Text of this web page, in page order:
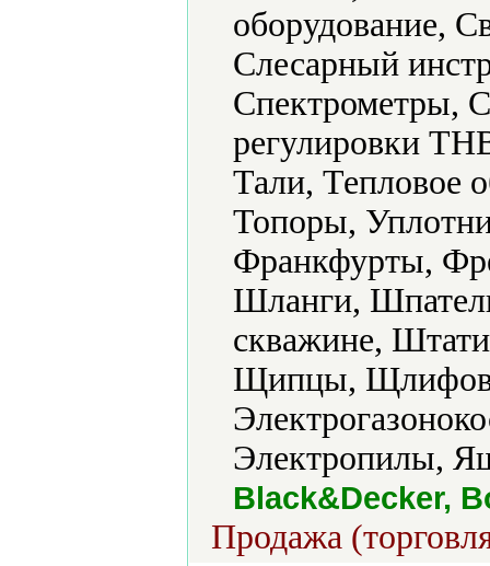
оборудование,
Слесарный
Спектрометры,
регулировки
Тали, Тепловое
Топоры,
Франкфурты,
Шланги,
скважине,
Щипцы,
Электропилы,
Black&Decker,
Продажа